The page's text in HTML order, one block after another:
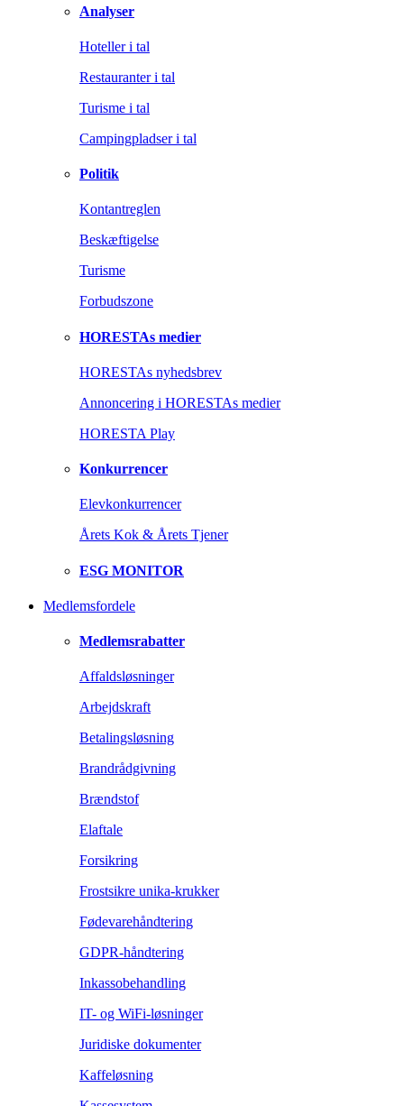
Analyser
Hoteller i tal
Restauranter i tal
Turisme i tal
Campingpladser i tal
Politik
Kontantreglen
Beskæftigelse
Turisme
Forbudszone
HORESTAs medier
HORESTAs nyhedsbrev
Annoncering i HORESTAs medier
HORESTA Play
Konkurrencer
Elevkonkurrencer
Årets Kok & Årets Tjener
ESG MONITOR
Medlemsfordele
Medlemsrabatter
Affaldsløsninger
Arbejdskraft
Betalingsløsning
Brandrådgivning
Brændstof
Elaftale
Forsikring
Frostsikre unika-krukker
Fødevarehåndtering
GDPR-håndtering
Inkassobehandling
IT- og WiFi-løsninger
Juridiske dokumenter
Kaffeløsning